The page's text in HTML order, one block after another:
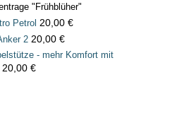
"Frühblüher"
Petrol 20,00 €
2 20,00 €
- mehr Komfort mit
20,00 €